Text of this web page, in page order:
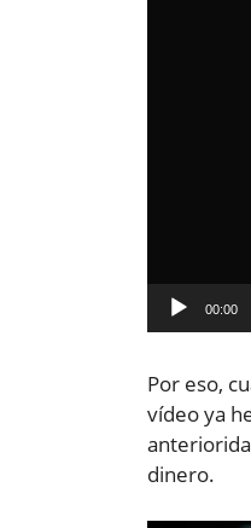
00:00
Por eso,
vídeo ya
dinero.